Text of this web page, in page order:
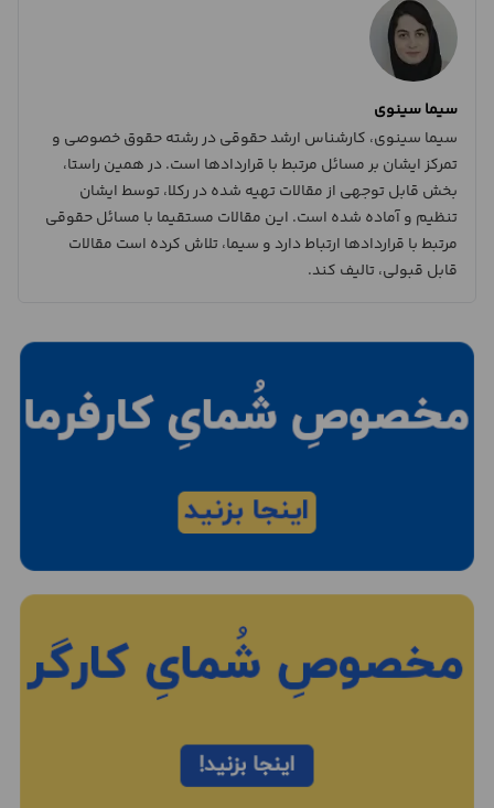
سیما سینوی
سیما سینوی، کارشناس ارشد حقوقی در رشته حقوق خصوصی و
تمرکز ایشان بر مسائل مرتبط با قراردادها است. در همین راستا،
بخش قابل توجهی از مقالات تهیه شده در رکلا، توسط ایشان
تنظیم و آماده شده است. این مقالات مستقیما با مسائل حقوقی
مرتبط با قراردادها ارتباط دارد و سیما، تلاش کرده است مقالات
قابل قبولی، تالیف کند.